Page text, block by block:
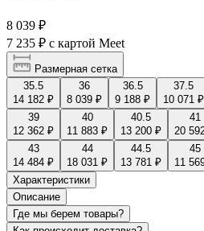
8 039 ₽
7 235 ₽ с картой Meet
Размерная сетка
35.5
14 182 ₽
36
8 039 ₽
36.5
9 188 ₽
37.5
10 071 ₽
39
12 362 ₽
40
11 883 ₽
40.5
13 200 ₽
41
20
43
14 484 ₽
44
18 031 ₽
44.5
13 781 ₽
45
11
Характеристики
Описание
Где мы берем товары?